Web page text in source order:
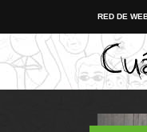
RED DE